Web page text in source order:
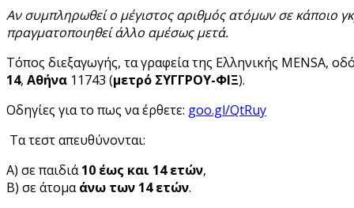
Αν συμπληρωθεί ο μέγιστος αριθμός ατόμων σε κάποιο
πραγματοποιηθεί άλλο αμέσως μετά.
Τόπος διεξαγωγής, τα γραφεία της Ελληνικής MENSA,
14, Αθήνα 11743 (μετρό ΣΥΓΓΡΟΥ-ΦΙΞ).
Οδηγίες για το πως να έρθετε: goo.gl/QtRuy
Τα τεστ απευθύνονται:
Α) σε παιδιά10 έως και 14 ετών,
Β) σε άτομαάνω των 14 ετών.